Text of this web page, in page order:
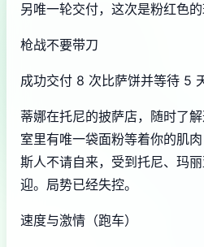
另唯一轮交付，这次是粉红色的
枪战不要带刀
成功交付 8 次比萨饼并等待 5 天
蒂娜在托尼的披萨店，随时了
室里有唯一袋面粉等着你的肌
斯人不请自来，受到托尼、玛
迎。局势已经失控。
速度与激情（跑车）